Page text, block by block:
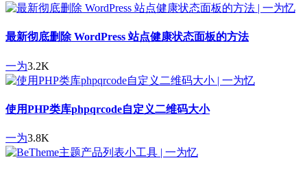
最新彻底删除 WordPress 站点健康状态面板的方法
一为3.2K
使用PHP类库phpqrcode自定义二维码大小
一为3.8K